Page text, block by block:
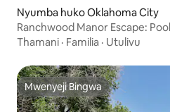
Nyumba huko Oklahoma City
Ranchwood Manor Escape:
Thamani · Familia · Utulivu
Mwenyeji Bingwa
Mwenyeji Bingwa